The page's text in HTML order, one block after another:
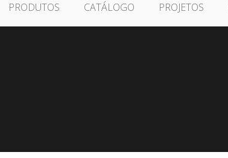
PRODUTOS CATÁLOGO PROJETOS